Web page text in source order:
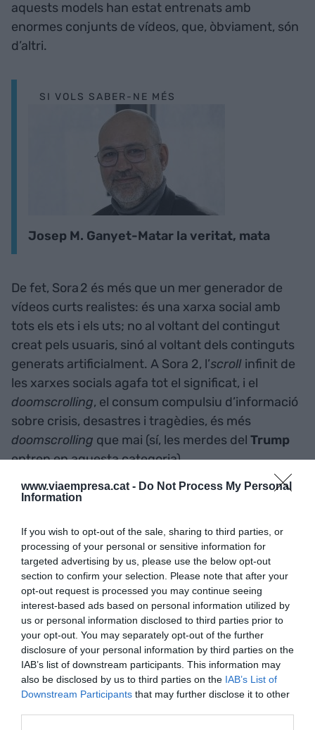
www.viaempresa.cat - Do Not Process My Personal
Information
If you wish to opt-out of the sale, sharing to third parties, or
processing of your personal or sensitive information for
targeted advertising by us, please use the below opt-out
section to confirm your selection. Please note that after your
opt-out request is processed you may continue seeing
interest-based ads based on personal information utilized by
us or personal information disclosed to third parties prior to
your opt-out. You may separately opt-out of the further
disclosure of your personal information by third parties on the
IAB’s list of downstream participants. This information may
also be disclosed by us to third parties on the IAB’s List of
Downstream Participants that may further disclose it to other
aquests models han estat entrenats amb
enormes conjunts de vídeos, que, òbviament, són
d’altri.
SI VOLS SABER-NE MÉS
Josep M. Ganyet-Matar la veritat, mata
De fet, Sora 2 és més que un mer generador de
vídeos curts realistes: és una xarxa social amb
tots els ets i els uts; no al voltant del contingut
creat pels usuaris, sinó al voltant dels continguts
generats artificialment. A Sora 2, l’scroll infinit de
les xarxes socials agafa tot el significat, i el
doomscrolling, el consum compulsiu d’informació
sobre crisis, desastres i tragèdies, és més
doomscrolling que mai (sí, les merdes del Trump
entren en aquesta categoria).
Passar una estona lliscant vídeos és entrar en una
repugna a parts iguals: els vídeos se succeeixen
sense fi, sense context i sense lògica aparent.
Una successió d’estímuls que, a força d’insistir,
acaben atrapant-te encara que sàpigues que no
hi ha res darrere. Especialment inquietants són
els vídeos deMartin Luther Kingamb versions
del seu famós discurs de l’I have a dream.
Igualment inquietants són els vídeos deSam
Altmanparlant a càmera, un dels altres corrents